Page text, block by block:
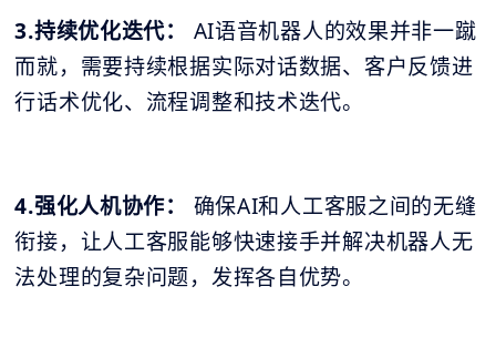
3.持续优化迭代：
AI语音机器人的效果并非一蹴
而就，需要持续根据实际对话数据、客户反馈进
行话术优化、流程调整和技术迭代。
4.强化人机协作： 确保AI和人工客服之间的无缝
衔接，让人工客服能够快速接手并解决机器人无
法处理的复杂问题，发挥各自优势。